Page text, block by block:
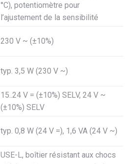
°C), potentiomètre pour
l’ajustement de la sensibilité
230 V ~ (±10%)
typ. 3,5 W (230 V ~)
15..24 V = (±10%) SELV, 24 V ~
(±10%) SELV
typ. 0,8 W (24 V =), 1,6 VA (24 V ~)
USE-L, boîtier résistant aux chocs